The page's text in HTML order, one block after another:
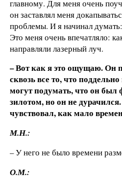
главному. Для меня очень
он заставлял меня
проблемы. И я начинал
Это меня очень впечатляло:
направляли лазерный луч.
– Вот как я это ощущаю. Он
сквозь все то, что
могут подумать, что он
зилотом, но он не
чувствовал, как мало
М.Н.:
– У него не было времени
О.М.: